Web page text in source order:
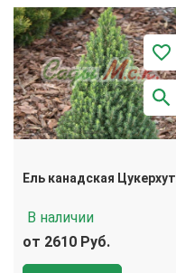
Ель канадская Цукерхут
В наличии
от 2610 Руб.